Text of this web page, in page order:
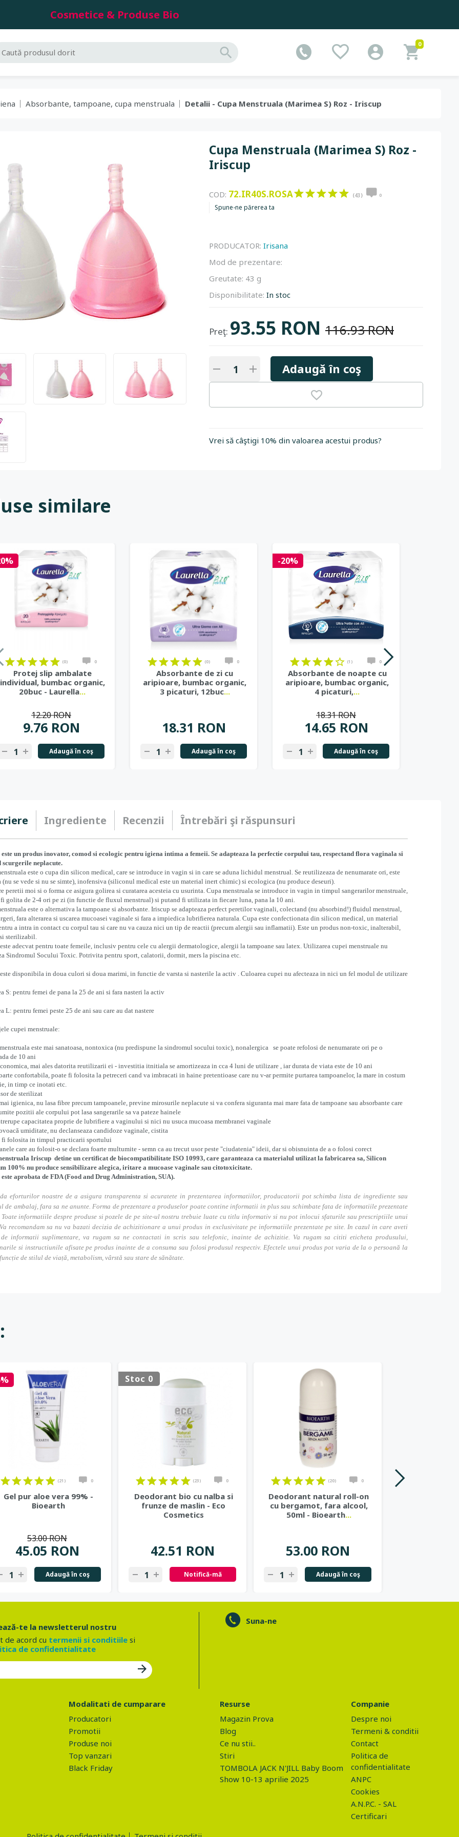
Cosmetice & Produse Bio
0
Absorbante, tampoane, cupa menstruala Detalii - Cupa Menstruala (Marimea S) Roz - Iriscup
Cupa Menstruala (Marimea S) Roz -
Iriscup
COD: 72.IR40S.ROSA (43) 0
Spune-ne părerea ta
PRODUCATOR: Irisana
Mod de prezentare:
Greutate: 43 g
Disponibilitate: In stoc
Preţ: 93.55 RON 116.93 RON
Adaugă în coş
Vrei să câştigi 10% din valoarea acestui produs?
similare
(0) 0
Protej slip ambalate
individual, bumbac organic,
20buc - Laurella...
9.76 RON
12.20 RON
Adaugă în coş
(0) 0
Absorbante de zi cu
aripioare, bumbac organic,
3 picaturi, 12buc...
18.31 RON
Adaugă în coş
-20%
(1) 0
Absorbante de noapte cu
aripioare, bumbac organic,
4 picaturi,...
14.65 RON
18.31 RON
Adaugă în coş
+
- +
- +
-
on
on on
on on
on on
on on
on on
on on
on on
on on
on on
on on
on on
on on
on on
on on
on
Ingrediente Recenzii Întrebări şi răspunsuri
un produs inovator, comod si ecologic pentru igiena intima a femeii. Se adapteaza la perfectie corpului tau, respectand flora vaginala si
scurgerile neplacute.
este o cupa din silicon medical, care se introduce in vagin si in care se aduna lichidul menstrual. Se reutilizeaza de nenumarate ori, este
(nu se vede si nu se simte), inofensiva (siliconul medical este un material inert chimic) si ecologica (nu produce deseuri).
peretii moi si o forma ce asigura golirea si curatarea acesteia cu usurinta. Cupa menstruala se introduce in vagin in timpul sangerarilor menstruale,
golita de 2-4 ori pe zi (in functie de fluxul menstrual) si putand fi utilizata in fiecare luna, pana la 10 ani.
este o alternativa la tampoane si absorbante. Iriscup se adapteaza perfect peretilor vaginali, colectand (nu absorbind!) fluidul menstrual,
fara alterarea si uscarea mucoasei vaginale si fara a impiedica lubrifierea naturala. Cupa este confectionata din silicon medical, un material
a intra in contact cu corpul tau si care nu va cauza nici un tip de reactii (precum alergii sau inflamatii). Este un produs non-toxic, inalterabil,
sterilizabil.
adecvat pentru toate femeile, inclusiv pentru cele cu alergii dermatologice, alergii la tampoane sau latex. Utilizarea cupei menstruale nu
Sindromul Socului Toxic. Potrivita pentru sport, calatorii, dormit, mers la piscina etc.
disponibila in doua culori si doua marimi, in functie de varsta si nasterile la activ . Culoarea cupei nu afecteaza in nici un fel modul de utilizare
S: pentru femei de pana la 25 de ani si fara nasteri la activ
L: pentru femei peste 25 de ani sau care au dat nastere
cupei menstruale:
este mai sanatoasa, nontoxica (nu predispune la sindromul socului toxic), nonalergica se poate refolosi de nenumarate ori pe o
de 10 ani
mai ales datorita reutilizarii ei - investitia itnitiala se amortizeaza in cca 4 luni de utilizare , iar durata de viata este de 10 ani
confortabila, poate fi folosita la petreceri cand va imbracati in haine pretentioase care nu v-ar permite purtarea tampoanelor, la mare in costum
in timp ce inotati etc.
de sterilizat
igienica, nu lasa fibre precum tampoanele, previne mirosurile neplacute si va confera siguranta mai mare fata de tampoane sau absorbante care
pozitii ale corpului pot lasa sangerarile sa va pateze hainele
capacitatea proprie de lubrifiere a vaginului si nici nu usuca mucoasa membranei vaginale
umiditate, nu declanseaza candidoze vaginale, cistita
fi folosita in timpul practicarii sportului
care au folosit-o se declara foarte multumite - semn ca au trecut usor peste "ciudatenia" ideii, dar si obisnuinta de a o folosi corect
Iriscup detine un certificat de biocompatibilitate ISO 10993, care garanteaza ca materialul utilizat la fabricarea sa, Silicon
100% nu produce sensibilizare alegica, iritare a mucoase vaginale sau citotoxicitate.
aprobata de FDA (Food and Drug Administration, SUA).
eforturilor noastre de a asigura transparenta si acuratete in prezentarea informatiilor, producatorii pot schimba lista de ingrediente sau
de ambalaj, fara sa ne anunte. Forma de prezentare a produselor poate contine informatii in plus sau schimbate fata de informatiile prezentate
Toate informatiile despre produse si pozele de pe site-ul nostru trebuie luate cu titlu informativ si nu pot inlocui sfaturile sau prescriptiile unui
recomandam sa nu va bazati decizia de achizitionare a unui produs in exclusivitate pe informatiile prezentate pe site. In cazul in care aveti
de informatii suplimentare, va rugam sa ne contactati in scris sau telefonic, inainte de achizitie. Va rugam sa cititi eticheta produsului,
si instructiunile afisate pe produs inainte de a consuma sau folosi produsul respectiv. Efectele unui produs pot varia de la o persoană la
de stilul de viață, metabolism, vârstă sau stare de sănătate.
(21) 0
Gel pur aloe vera 99% -
Bioearth
45.05 RON
53.00 RON
Adaugă în coş
Stoc 0
(23) 0
Deodorant bio cu nalba si
frunze de maslin - Eco
Cosmetics
42.51 RON
Notifică-mă
(20) 0
Deodorant natural roll-on
cu bergamot, fara alcool,
50ml - Bioearth...
53.00 RON
Adaugă în coş
te la newsletterul nostru
de acord cu termenii si conditiilesi
de confidentialitate
Suna-ne
Modalitati de cumparare
Producatori
Promotii
Produse noi
Top vanzari
Black Friday
Resurse
Magazin Prova
Blog
Ce nu stii..
Stiri
TOMBOLA JACK N'JILL Baby Boom
Show 10-13 aprilie 2025
Companie
Despre noi
Termeni & conditii
Contact
Politica de
confidentialitate
ANPC
Cookies
A.N.P.C. - SAL
Certificari